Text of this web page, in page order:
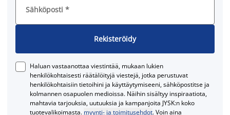
Sähköposti *
Rekisteröidy
Haluan vastaanottaa viestintää, mukaan lukien
henkilökohtaisesti räätälöityjä viestejä, jotka perustuvat
henkilökohtaisiin tietoihini ja käyttäytymiseeni, sähköpostitse ja
kolmannen osapuolen medioissa. Näihin sisältyy inspiraatiota,
mahtavia tarjouksia, uutuuksia ja kampanjoita JYSK:n koko
tuotevalikoimasta. myynti- ja toimitusehdot. Voin aina